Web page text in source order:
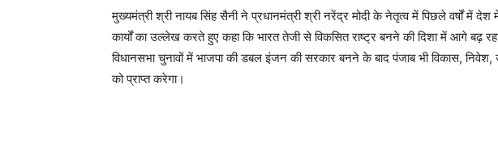
मुख्यमंत्री श्री नायब सिंह सैनी ने प्रधानमंत्री श्री नरेंद्र मोदी के नेतृत्व में पिछले वर्षों में
कार्यों का उल्लेख करते हुए कहा कि भारत तेजी से विकसित राष्ट्र बनने की दिशा में आगे बढ़
विधानसभा चुनावों में भाजपा की डबल इंजन की सरकार बनने के बाद पंजाब भी विकास, निवेश,
को प्राप्त करेगा।